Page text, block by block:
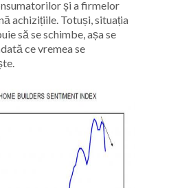
și a firmelor
achizițiile. Totuși, situația
să se schimbe, așa se
ce vremea se